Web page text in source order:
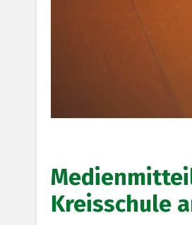
Kreisschule